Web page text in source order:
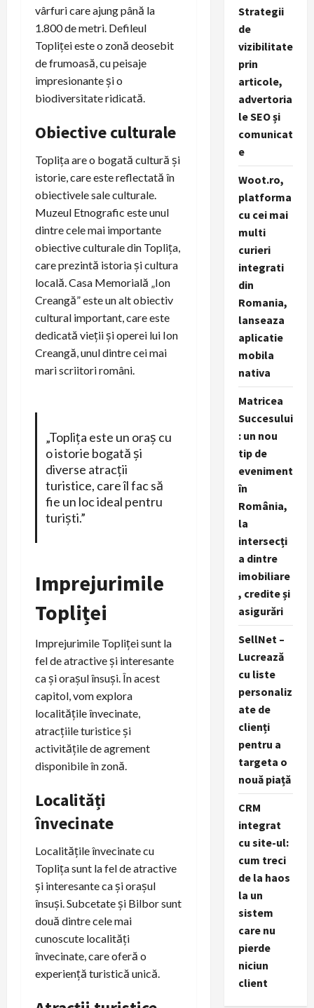
vârfuri care ajung până la
1.800 de metri. Defileul
Topliței este o zonă deosebit
de frumoasă, cu peisaje
impresionante și o
biodiversitate ridicată.
Obiective culturale
Toplița are o bogată cultură și
istorie, care este reflectată în
obiectivele sale culturale.
Muzeul Etnografic este unul
dintre cele mai importante
obiective culturale din Toplița,
care prezintă istoria și cultura
locală. Casa Memorială „Ion
Creangă” este un alt obiectiv
cultural important, care este
dedicată vieții și operei lui Ion
Creangă, unul dintre cei mai
mari scriitori români.
„Toplița este un oraș cu
o istorie bogată și
diverse atracții
turistice, care îl fac să
fie un loc ideal pentru
turiști.”
Imprejurimile
Topliței
Imprejurimile Topliței sunt la
fel de atractive și interesante
ca și orașul însuși. În acest
capitol, vom explora
localitățile învecinate,
atracțiile turistice și
activitățile de agrement
disponibile în zonă.
Localități
învecinate
Localitățile învecinate cu
Toplița sunt la fel de atractive
și interesante ca și orașul
însuși. Subcetate și Bilbor sunt
două dintre cele mai
cunoscute localități
învecinate, care oferă o
experiență turistică unică.
Strategii
de
vizibilitate
prin
articole,
advertoria
le SEO și
comunicat
e
Woot.ro,
platforma
cu cei mai
multi
curieri
integrati
din
Romania,
lanseaza
aplicatie
mobila
nativa
Matricea
Succesului
: un nou
tip de
eveniment
în
România,
la
intersecți
a dintre
imobiliare
, credite și
asigurări
SellNet –
Lucrează
cu liste
personaliz
ate de
clienți
pentru a
targeta o
nouă piață
CRM
integrat
cu site-ul:
cum treci
de la haos
la un
sistem
care nu
pierde
niciun
client